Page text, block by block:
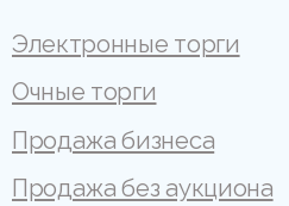
Электронные торги
Очные торги
Продажа бизнеса
Продажа без аукциона